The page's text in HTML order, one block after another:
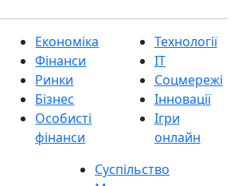
Економіка
Фінанси
Ринки
Бізнес
Особисті
фінанси
Технології
IT
Соцмережі
Інновації
Ігри
онлайн
Суспільство